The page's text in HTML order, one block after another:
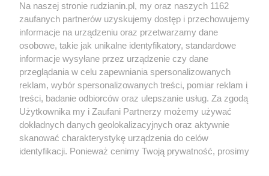
Wydawca mediów lokalnych
Nie zapomnij
zapoznać się z:
polityką prywatności regulamin korzystania z portali
Twojemiasto
Piekary Śląskie
Chorzów
Tarnowskie Góry
Skontakuj sięz nami
Kontakt
Wydawca
Redakcja
Na naszej stronie rudzianin.pl, my oraz naszych 1162
zaufanych partnerów uzyskujemy dostęp i przechowujemy
informacje na urządzeniu oraz przetwarzamy dane
osobowe, takie jak unikalne identyfikatory, standardowe
informacje wysyłane przez urządzenie czy dane
przeglądania w celu zapewniania spersonalizowanych
reklam, wybór spersonalizowanych treści, pomiar reklam i
treści, badanie odbiorców oraz ulepszanie usług. Za zgodą
Użytkownika my i Zaufani Partnerzy możemy używać
dokładnych danych geolokalizacyjnych oraz aktywnie
skanować charakterystykę urządzenia do celów
identyfikacji. Ponieważ cenimy Twoją prywatność, prosimy